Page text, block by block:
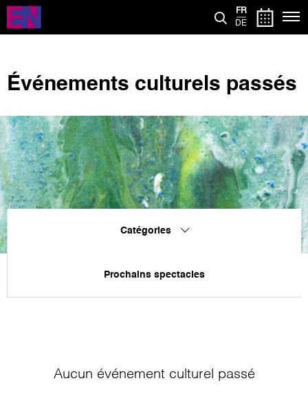
Aller
contenu
FR
DE
Événements culturels passés
Catégories
Prochains spectacles
Aucun événement culturel passé